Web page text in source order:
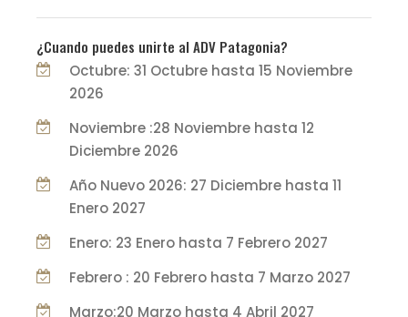
¿Cuando puedes unirte al ADV Patagonia?
Octubre: 31 Octubre hasta 15 Noviembre
2026
Noviembre :28 Noviembre hasta 12
Diciembre 2026
Año Nuevo 2026: 27 Diciembre hasta 11
Enero 2027
Enero: 23 Enero hasta 7 Febrero 2027
Febrero : 20 Febrero hasta 7 Marzo 2027
Marzo:20 Marzo hasta 4 Abril 2027